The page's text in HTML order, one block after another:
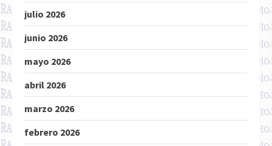
julio 2026
junio 2026
mayo 2026
abril 2026
marzo 2026
febrero 2026